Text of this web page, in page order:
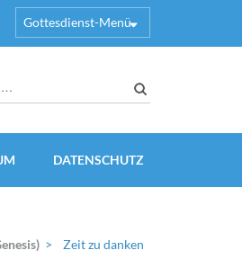
Gottesdienst-Menü
DATENSCHUTZ
> Zeit zu danken